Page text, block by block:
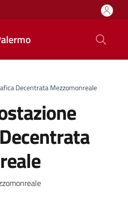
Decentrata Mezzomonreale